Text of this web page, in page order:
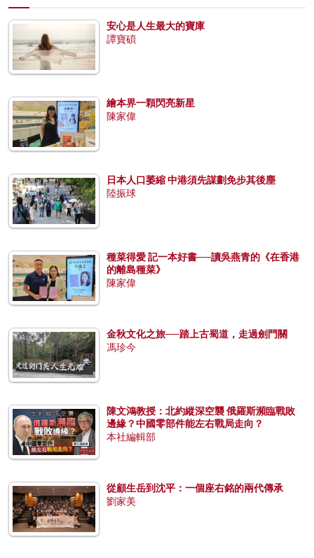
安心是人生最大的寶庫
譚寶碩
繪本界一顆閃亮新星
陳家偉
日本人口萎縮 中港須先謀劃免步其後塵
陸振球
種菜得愛 記一本好書──讀吳燕青的《在香港
的離島種菜》
陳家偉
金秋文化之旅──踏上古蜀道，走過劍門關
馮珍今
陳文鴻教授：北約縱深空襲 俄羅斯瀕臨戰敗
邊緣？中國零部件能左右戰局走向？
本社編輯部
從顧生岳到沈平：一個座右銘的兩代傳承
劉家美